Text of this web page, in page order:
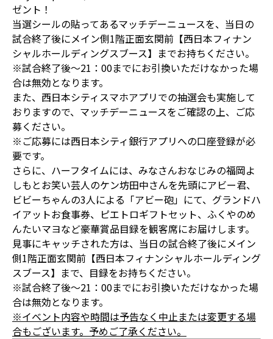
ゼント！
当選シールの貼ってあるマッチデーニュースを、当日の
試合終了後にメイン側1階正面玄関前【西日本フィナン
シャルホールディングスブース】までお持ちください。
※試合終了後～21：00までにお引換いただけなかった場
合は無効となります。
また、西日本シティスマホアプリでの抽選会も実施して
おりますので、マッチデーニュースをご確認の上、ご応
募ください。
※ご応募には西日本シティ銀行アプリへの口座登録が必
要です。
さらに、ハーフタイムには、みなさんおなじみの福岡よ
しもとお笑い芸人のケン坊田中さんを先頭にアビー君、
ビビーちゃんの3人による「アビー砲」にて、グランドハ
イアットお食事券、ピエトロギフトセット、ふくやのめ
んたいマヨなど豪華賞品目録を観客席にお届けします。
見事にキャッチされた方は、当日の試合終了後にメイン
側1階正面玄関前【西日本フィナンシャルホールディング
スブース】まで、目録をお持ちください。
※試合終了後～21：00までにお引換いただけなかった場
合は無効となります。
※イベント内容や時間は予告なく中止または変更する場
合もございます。予めご了承ください。